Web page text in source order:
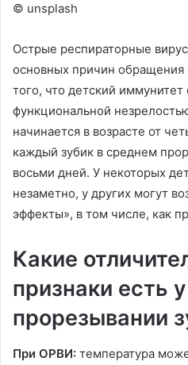
© unsplash
Острые респираторные
основных причин обращения
того, что детский иммунитет
функциональной
начинается в возрасте от
каждый зубик в среднем
восьми дней. У некоторых
незаметно, у других могут
эффекты», в том числе, как
Какие
признаки есть
прорезывании
При ОРВИ: температура